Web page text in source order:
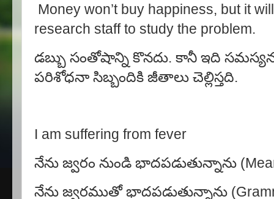
Money won’t buy happiness, but it
research staff to study the problem.
డబ్బు సంతోషాన్ని కొనదు. కానీ ఇది
పరిశోధనా సిబ్బందికి జీతాలు చెల్లిస్తది.
I am suffering from fever
నేను జ్వరం నుండి భాదపడుతున్నాను
నేను జ్వరముతో భాదపడుతున్నాను